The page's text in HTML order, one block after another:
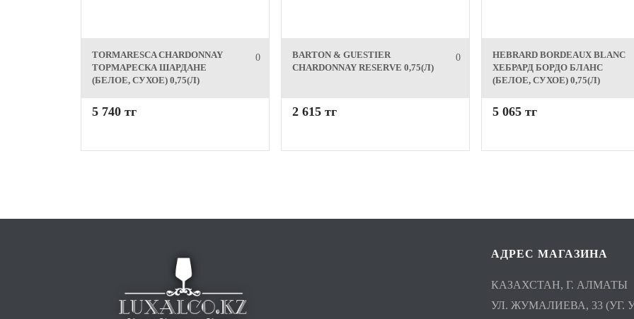
0
TORMARESCA CHARDONNAY
ТОРМАРЕСКА ШАРДАНЕ
(БЕЛОЕ, СУХОЕ) 0,75(Л)
5 740 тг
0
BARTON & GUESTIER
CHARDONNAY RESERVE 0,75(Л)
2 615 тг
HEBRARD BORDEAUX BLANC
ХЕБРАРД БОРДО БЛАНС
(БЕЛОЕ, СУХОЕ) 0,75(Л)
5 065 тг
АДРЕС МАГАЗИНА
КАЗАХСТАН, Г. АЛМАТЫ
УЛ. ЖУМАЛИЕВА, 33 (УГ.